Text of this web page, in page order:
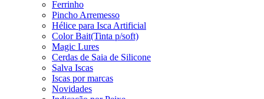
Ferrinho
Pincho Arremesso
Hélice para Isca Artificial
Color Bait(Tinta p/soft)
Magic Lures
Cerdas de Saia de Silicone
Salva Iscas
Iscas por marcas
Novidades